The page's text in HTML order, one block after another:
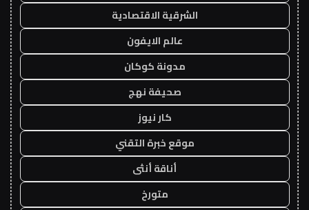
الشرقية الاقتصادية
عالم الايفون
مدونة كوكان
صحيفة نهج
كار نيوز
موقع خبرة التقني
أناقة أنثى
متورخ